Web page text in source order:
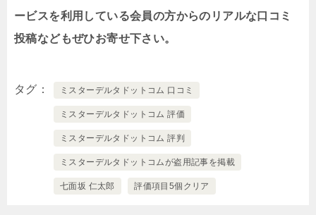
ービスを利用している会員の方からのリアルな口コミ
投稿などもぜひお寄せ下さい。
タグ ミスターデルタドットコム 口コミ
ミスターデルタドットコム 評価
ミスターデルタドットコム 評判
ミスターデルタドットコムが盗用記事を掲載
七面坂 仁太郎 評価項目5個クリア